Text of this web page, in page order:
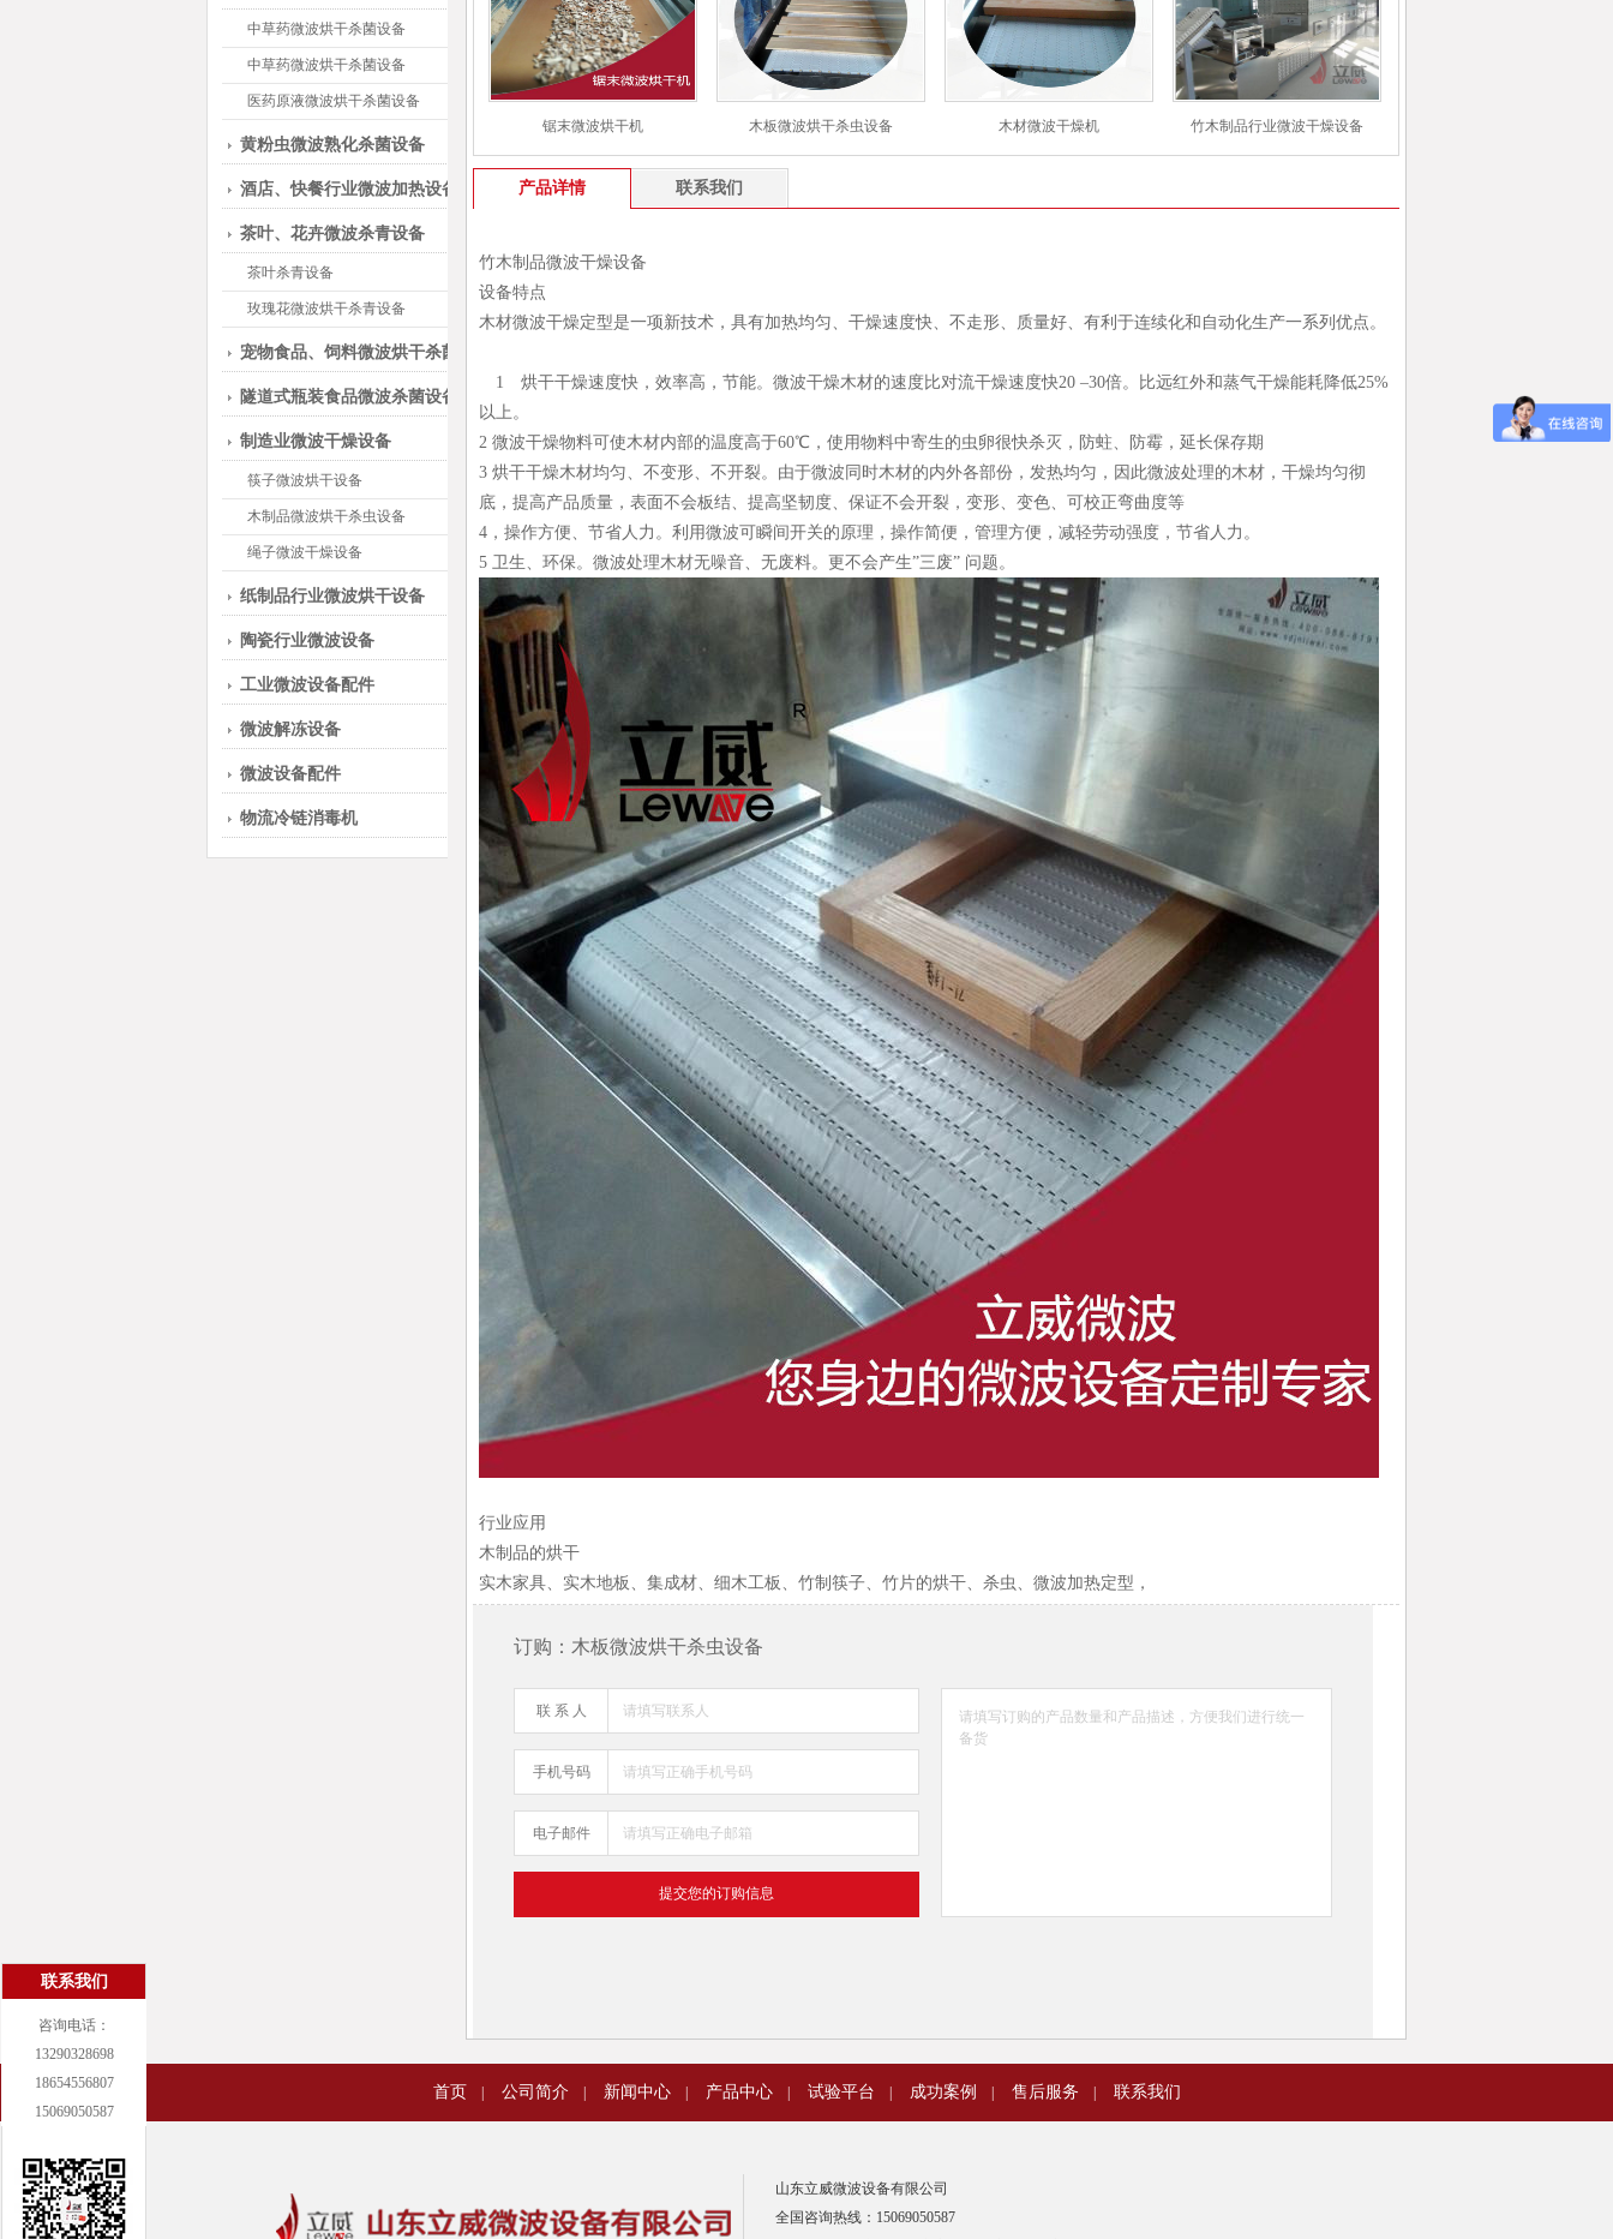
中草药微波烘干杀菌设备
中草药微波烘干杀菌设备
医药原液微波烘干杀菌设备
黄粉虫微波熟化杀菌设备
酒店、快餐行业微波加热设备
茶叶、花卉微波杀青设备
茶叶杀青设备
玫瑰花微波烘干杀青设备
宠物食品、饲料微波烘干杀菌设备
隧道式瓶装食品微波杀菌设备
制造业微波干燥设备
筷子微波烘干设备
木制品微波烘干杀虫设备
绳子微波干燥设备
纸制品行业微波烘干设备
陶瓷行业微波设备
工业微波设备配件
微波解冻设备
微波设备配件
物流冷链消毒机
锯末微波烘干机 木板微波烘干杀虫设备 木材微波干燥机 竹木制品行业微波干燥设备
产品详情 联系我们
竹木制品微波干燥设备
设备特点
木材微波干燥定型是一项新技术，具有加热均匀、干燥速度快、不走形、质量好、有利于连续化和自动化生产一系列优点。
1 烘干干燥速度快，效率高，节能。微波干燥木材的速度比对流干燥速度快20 –30倍。比远红外和蒸气干燥能耗降低25%
以上。
2 微波干燥物料可使木材内部的温度高于60℃，使用物料中寄生的虫卵很快杀灭，防蛀、防霉，延长保存期
3 烘干干燥木材均匀、不变形、不开裂。由于微波同时木材的内外各部份，发热均匀，因此微波处理的木材，干燥均匀彻
底，提高产品质量，表面不会板结、提高坚韧度、保证不会开裂，变形、变色、可校正弯曲度等
4，操作方便、节省人力。利用微波可瞬间开关的原理，操作简便，管理方便，减轻劳动强度，节省人力。
5 卫生、环保。微波处理木材无噪音、无废料。更不会产生”三废” 问题。
行业应用
木制品的烘干
实木家具、实木地板、集成材、细木工板、竹制筷子、竹片的烘干、杀虫、微波加热定型，
订购：木板微波烘干杀虫设备
联 系 人
手机号码
电子邮件
首页 公司简介 新闻中心 产品中心 试验平台 成功案例 售后服务 联系我们
山东立威微波设备有限公司
全国咨询热线：15069050587
联系我们
咨询电话：
13290328698
18654556807
15069050587